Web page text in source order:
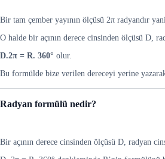
Bir tam çember yayının ölçüsü 2π radyandır
O halde bir açının derece cinsinden ölçüsü D,
D.2π = R. 360° olur.
Bu formülde bize verilen dereceyi yerine
Radyan formülü nedir?
Bir açının derece cinsinden ölçüsü D, radyan